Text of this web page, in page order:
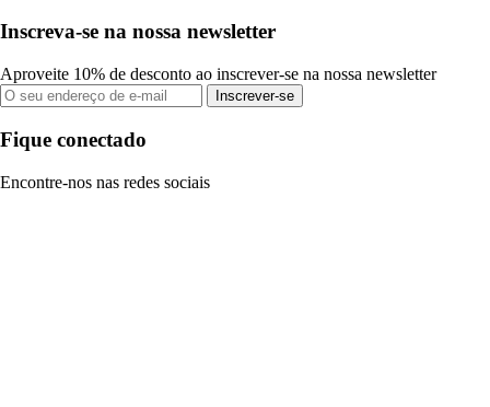
Inscreva-se na nossa newsletter
Aproveite 10% de desconto ao inscrever-se na nossa newsletter
Inscrever-se
Fique conectado
Encontre-nos nas redes sociais